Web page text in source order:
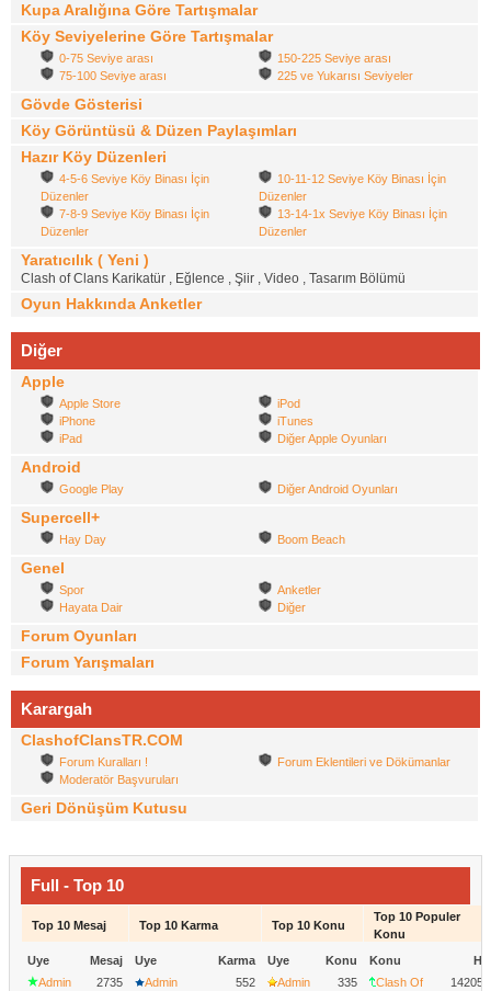
Kupa Aralığına Göre Tartışmalar
Köy Seviyelerine Göre Tartışmalar
0-75 Seviye arası
75-100 Seviye arası
150-225 Seviye arası
225 ve Yukarısı Seviyeler
Gövde Gösterisi
Köy Görüntüsü & Düzen Paylaşımları
Hazır Köy Düzenleri
4-5-6 Seviye Köy Binası İçin
Düzenler
7-8-9 Seviye Köy Binası İçin
Düzenler
10-11-12 Seviye Köy Binası İçin
Düzenler
13-14-1x Seviye Köy Binası İçin
Düzenler
Yaratıcılık ( Yeni )
Clash of Clans Karikatür , Eğlence , Şiir , Video , Tasarım Bölümü
Oyun Hakkında Anketler
Diğer
Apple
Apple Store
iPhone
iPad
iPod
iTunes
Diğer Apple Oyunları
Android
Google Play Diğer Android Oyunları
Supercell+
Hay Day Boom Beach
Genel
Spor
Hayata Dair
Anketler
Diğer
Forum Oyunları
Forum Yarışmaları
Karargah
ClashofClansTR.COM
Forum Kuralları !
Moderatör Başvuruları
Forum Eklentileri ve Dökümanlar
Geri Dönüşüm Kutusu
Full - Top 10
Top 10 Mesaj Top 10 Karma Top 10 Konu
Top 10 Populer
Konu
Uye
Mesaj
Admin
2735
Uye
Karma
Admin
552
Uye
Konu
Admin
335
Konu
Hit
Clash Of
142055